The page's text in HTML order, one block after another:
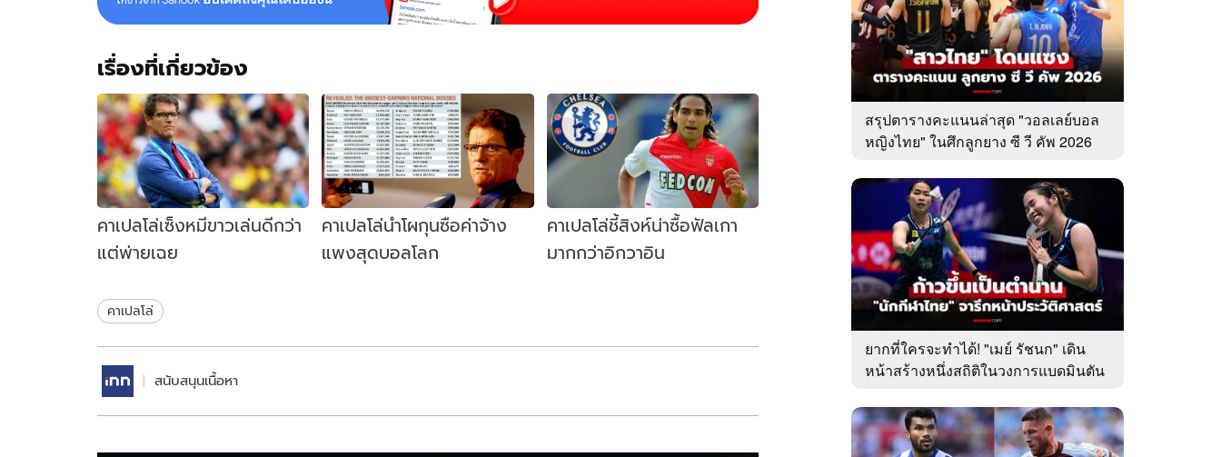
เรื่องที่เกี่ยวข้อง
คาเปลโล่เซ็งหมีขาวเล่นดีกว่า
แต่พ่ายเฉย
คาเปลโล่นำโผกุนซือค่าจ้าง
แพงสุดบอลโลก
คาเปลโล่ชี้สิงห์น่าซื้อฟัลเกา
มากกว่าอิกวาอิน
คาเปลโล่
สนับสนุนเนื้อหา
สรุปตารางคะแนนล่าสุด "วอลเลย์บอล
หญิงไทย" ในศึกลูกยาง ซี วี คัพ 2026
ยากที่ใครจะทำได้! "เมย์ รัชนก" เดิน
หน้าสร้างหนึ่งสถิติในวงการแบดมินตัน